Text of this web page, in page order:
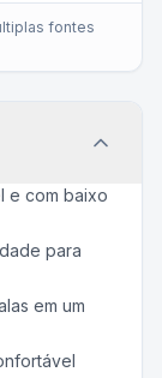
fontes
e com baixo
para
em um